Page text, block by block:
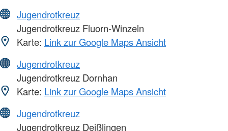
Jugendrotkreuz
Jugendrotkreuz Fluorn-Winzeln
Karte: Link zur Google Maps Ansicht
Jugendrotkreuz
Jugendrotkreuz Dornhan
Karte: Link zur Google Maps Ansicht
Jugendrotkreuz
Jugendrotkreuz Deißlingen